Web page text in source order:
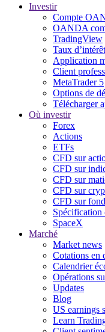
Investir
Compte
OANDA
TradingView
Taux d’intérêt
Application
Client
MetaTrader 5
Options de
Télécharger
Où investir
Forex
Actions
ETFs
CFD sur
CFD sur
CFD sur
CFD sur
CFD sur
Spécification
SpaceX
Marché
Market news
Cotations en
Calendrier
Opérations
Updates
Blog
US earnings
Learn